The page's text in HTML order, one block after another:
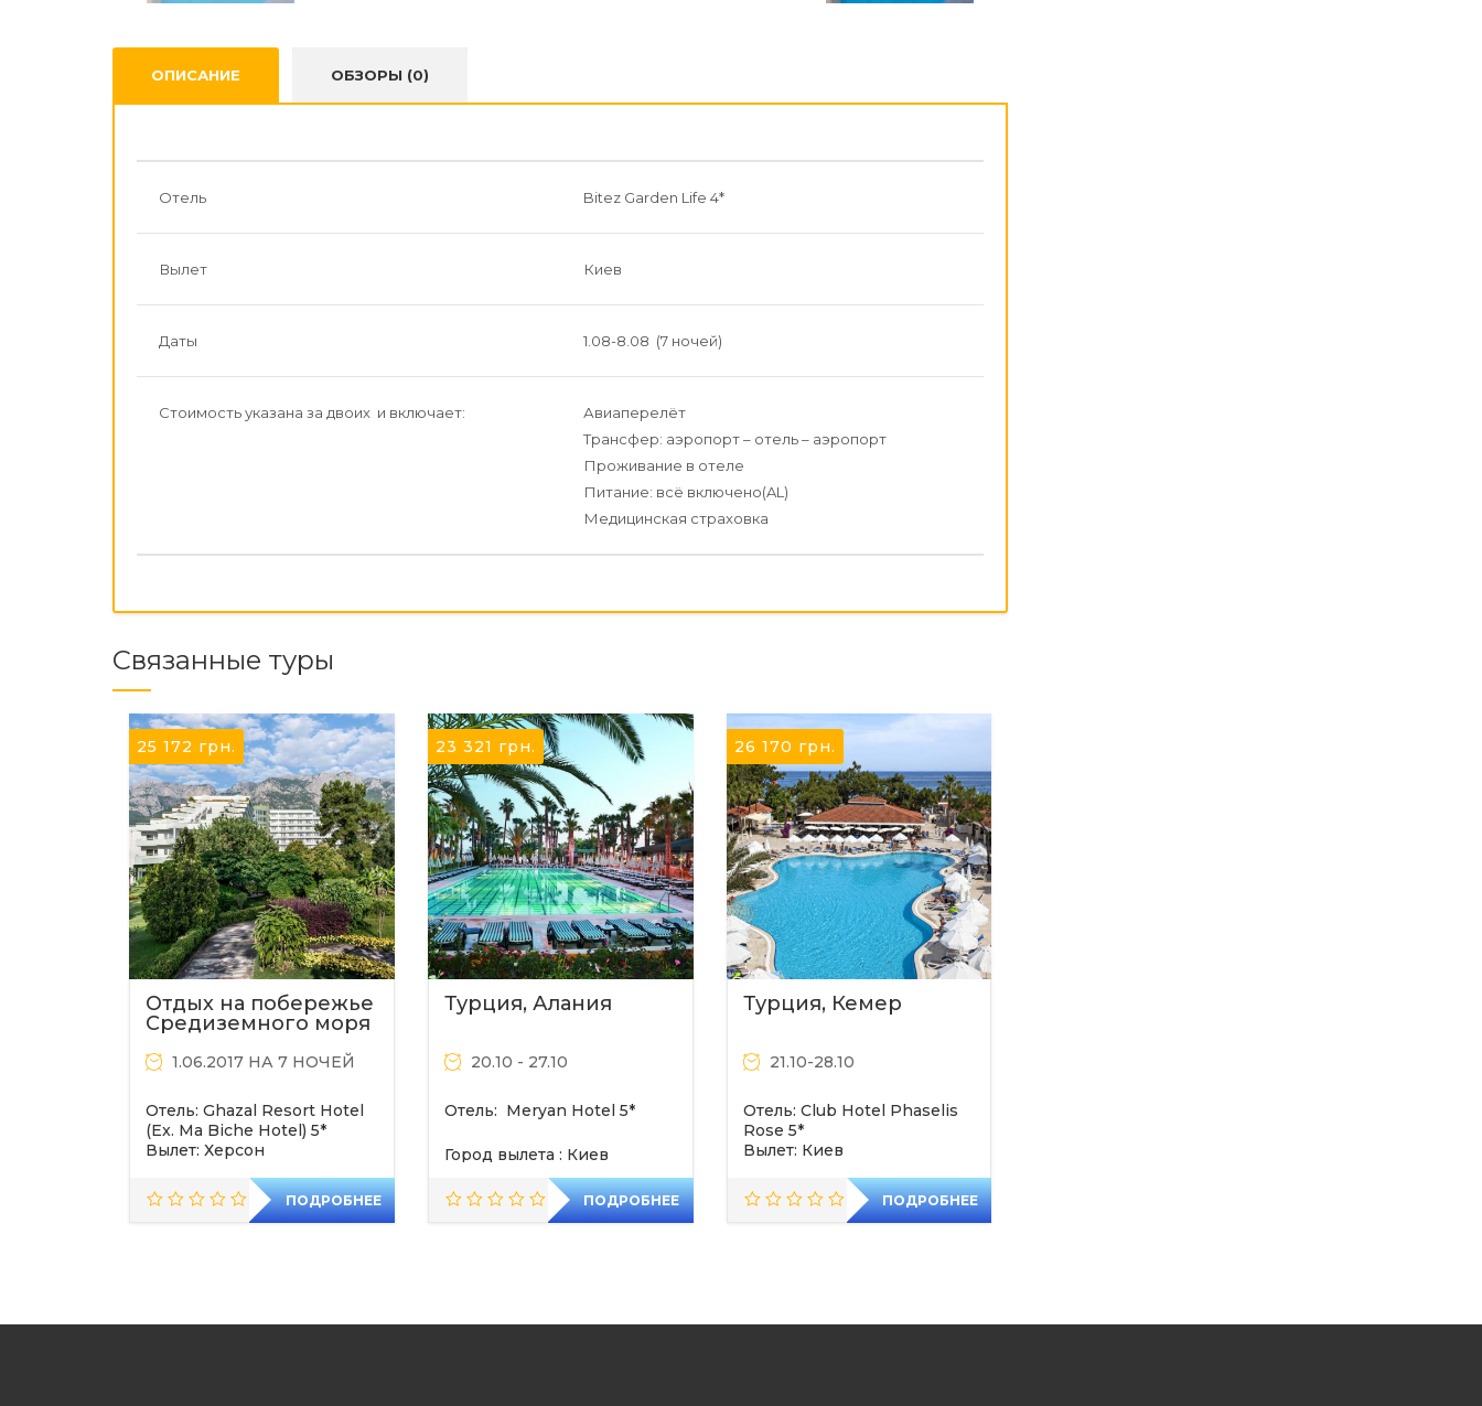
ОПИСАНИЕ ОБЗОРЫ (0)
Отель Bitez Garden Life 4*
Вылет Киев
Даты 1.08-8.08 (7 ночей)
Стоимость указана за двоих и включает:
Авиаперелёт
Трансфер: аэропорт – отель – аэропорт
Проживание в отеле
Питание: всё включено(AL)
Медицинская страховка
Связанные туры
25 172 грн.
Отдых на побережье
Средиземного моря
1.06.2017 НА 7 НОЧЕЙ
Отель: Ghazal Resort Hotel
(Ex. Ma Biche Hotel) 5*
Вылет: Херсон
ПОДРОБНЕЕ
23 321 грн.
Турция, Алания
20.10 - 27.10
Отель: Meryan Hotel 5*
Город вылета : Киев
ПОДРОБНЕЕ
26 170 грн.
Турция, Кемер
21.10-28.10
Отель: Club Hotel Phaselis
Rose 5*
Вылет: Киев
ПОДРОБНЕЕ